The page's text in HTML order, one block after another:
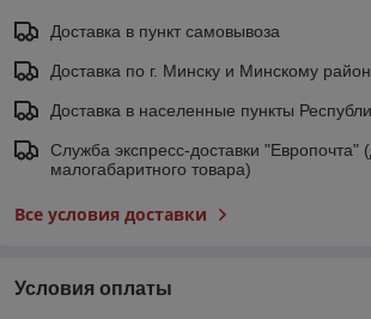
Доставка в пункт самовывоза
Доставка по г. Минску и Минскому
Доставка в населенные пункты
Служба экспресс-доставки "Европочта"
малогабаритного товара)
Все условия доставки
Условия оплаты